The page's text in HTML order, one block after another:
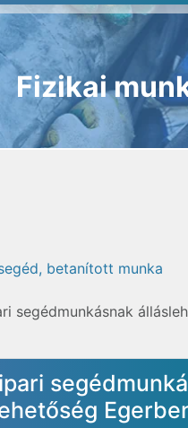
Fizikai
betanított munka
segédmunkásnak